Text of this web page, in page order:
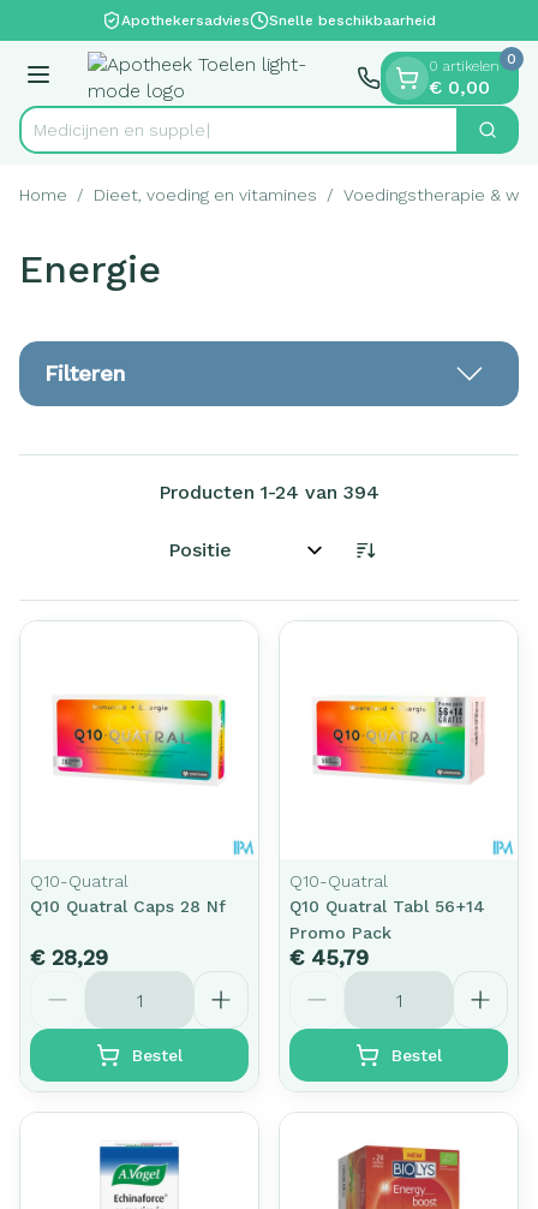
Ga naar de inhoudApothekersadvies Snelle beschikbaarheid
Menu
Product, merk, categorie... Zoek
0 artikelen
€ 0,00
0
Home / Dieet, voeding en vitamines / Voedingstherapie &
Energie
Filteren
Producten 1-24 van 394
Sorteer op:
Q10-Quatral
Q10 Quatral Caps 28 Nf
€ 28,29
Aantal
Bestel
Q10-Quatral
Q10 Quatral Tabl 56+14
Promo Pack
€ 45,79
Aantal
Bestel